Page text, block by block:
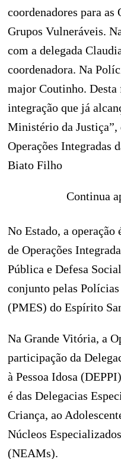
coordenadores para as
Grupos Vulneráveis.
com a delegada
coordenadora. Na
major Coutinho. Desta
integração que já
Ministério da Justiça”,
Operações Integradas
Biato Filho
Continua
No Estado, a operação
de Operações
Pública e Defesa
conjunto pelas
(PMES) do Espírito
Na Grande Vitória, a
participação da
à Pessoa Idosa
é das Delegacias
Criança, ao
Núcleos
(NEAMs).